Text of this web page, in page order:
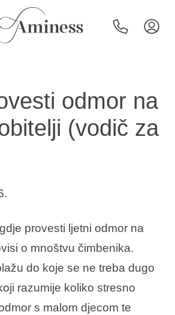
odmor na
(vodič za
provesti ljetni odmor na
o mnoštvu čimbenika.
do koje se ne treba dugo
razumije koliko stresno
s malom djecom te